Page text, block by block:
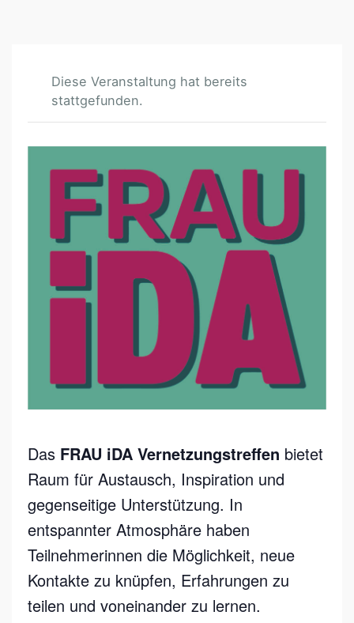
Diese Veranstaltung hat bereits
stattgefunden.
T
Z
U
N
G
S
T
R
Das FRAU iDA Vernetzungstreffen bietet
Raum für Austausch, Inspiration und
gegenseitige Unterstützung. In
entspannter Atmosphäre haben
Teilnehmerinnen die Möglichkeit, neue
Kontakte zu knüpfen, Erfahrungen zu
teilen und voneinander zu lernen.